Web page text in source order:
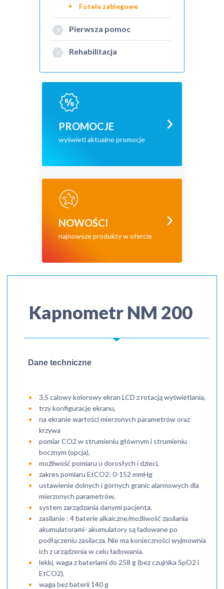
Fotele zabiegowe
Pierwsza pomoc
Rehabilitacja
PROMOCJE
wyświetl aktualne promocje
NOWOŚCI
najnowsze produkty w ofercie
Kapnometr NM 200
Dane techniczne
3,5 calowy kolorowy ekran LCD z rotacją wyświetlania,
trzy konfiguracje ekranu,
na ekranie wartości mierzonych parametrów oraz
krzywa
pomiar CO2 w strumieniu głównym i strumieniu
bocznym (opcja),
możliwość pomiaru u dorosłych i dzieci,
zakres pomiaru EtCO2: 0-152 mmHg
ustawienie dolnych i górnych granic alarmowych dla
mierzonych parametrów,
system zarządzania danymi pacjenta,
zasilanie : 4 baterie alkaiczne/możliwość zasilania
akumulatorami- akumulatory są ładowane po
podłączeniu zasilacza. Nie ma konieczności wyjmownia
ich z urządzenia w celu ładowania.
lekki, waga z bateriami do 258 g (bez czujnika SpO2 i
EtCO2),
waga bez baterii 140 g